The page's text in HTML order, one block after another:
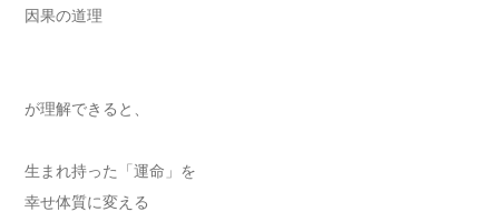
因果の道理
が理解できると、
生まれ持った「運命」を
幸せ体質に変える